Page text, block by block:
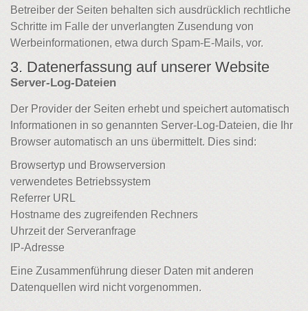
Betreiber der Seiten behalten sich ausdrücklich rechtliche
Schritte im Falle der unverlangten Zusendung von
Werbeinformationen, etwa durch Spam-E-Mails, vor.
3. Datenerfassung auf unserer Website
Server-Log-Dateien
Der Provider der Seiten erhebt und speichert automatisch
Informationen in so genannten Server-Log-Dateien, die Ihr
Browser automatisch an uns übermittelt. Dies sind:
Browsertyp und Browserversion
verwendetes Betriebssystem
Referrer URL
Hostname des zugreifenden Rechners
Uhrzeit der Serveranfrage
IP-Adresse
Eine Zusammenführung dieser Daten mit anderen
Datenquellen wird nicht vorgenommen.